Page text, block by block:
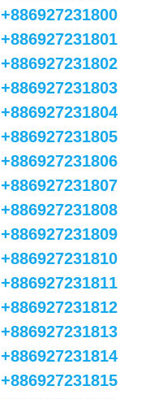
+886927231800
+886927231801
+886927231802
+886927231803
+886927231804
+886927231805
+886927231806
+886927231807
+886927231808
+886927231809
+886927231810
+886927231811
+886927231812
+886927231813
+886927231814
+886927231815